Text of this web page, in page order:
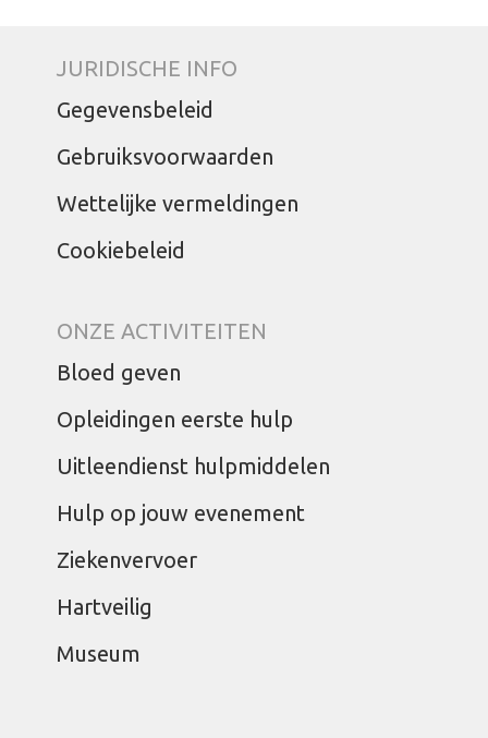
JURIDISCHE INFO
Gegevensbeleid
Gebruiksvoorwaarden
Wettelijke vermeldingen
Cookiebeleid
ONZE ACTIVITEITEN
Bloed geven
Opleidingen eerste hulp
Uitleendienst hulpmiddelen
Hulp op jouw evenement
Ziekenvervoer
Hartveilig
Museum